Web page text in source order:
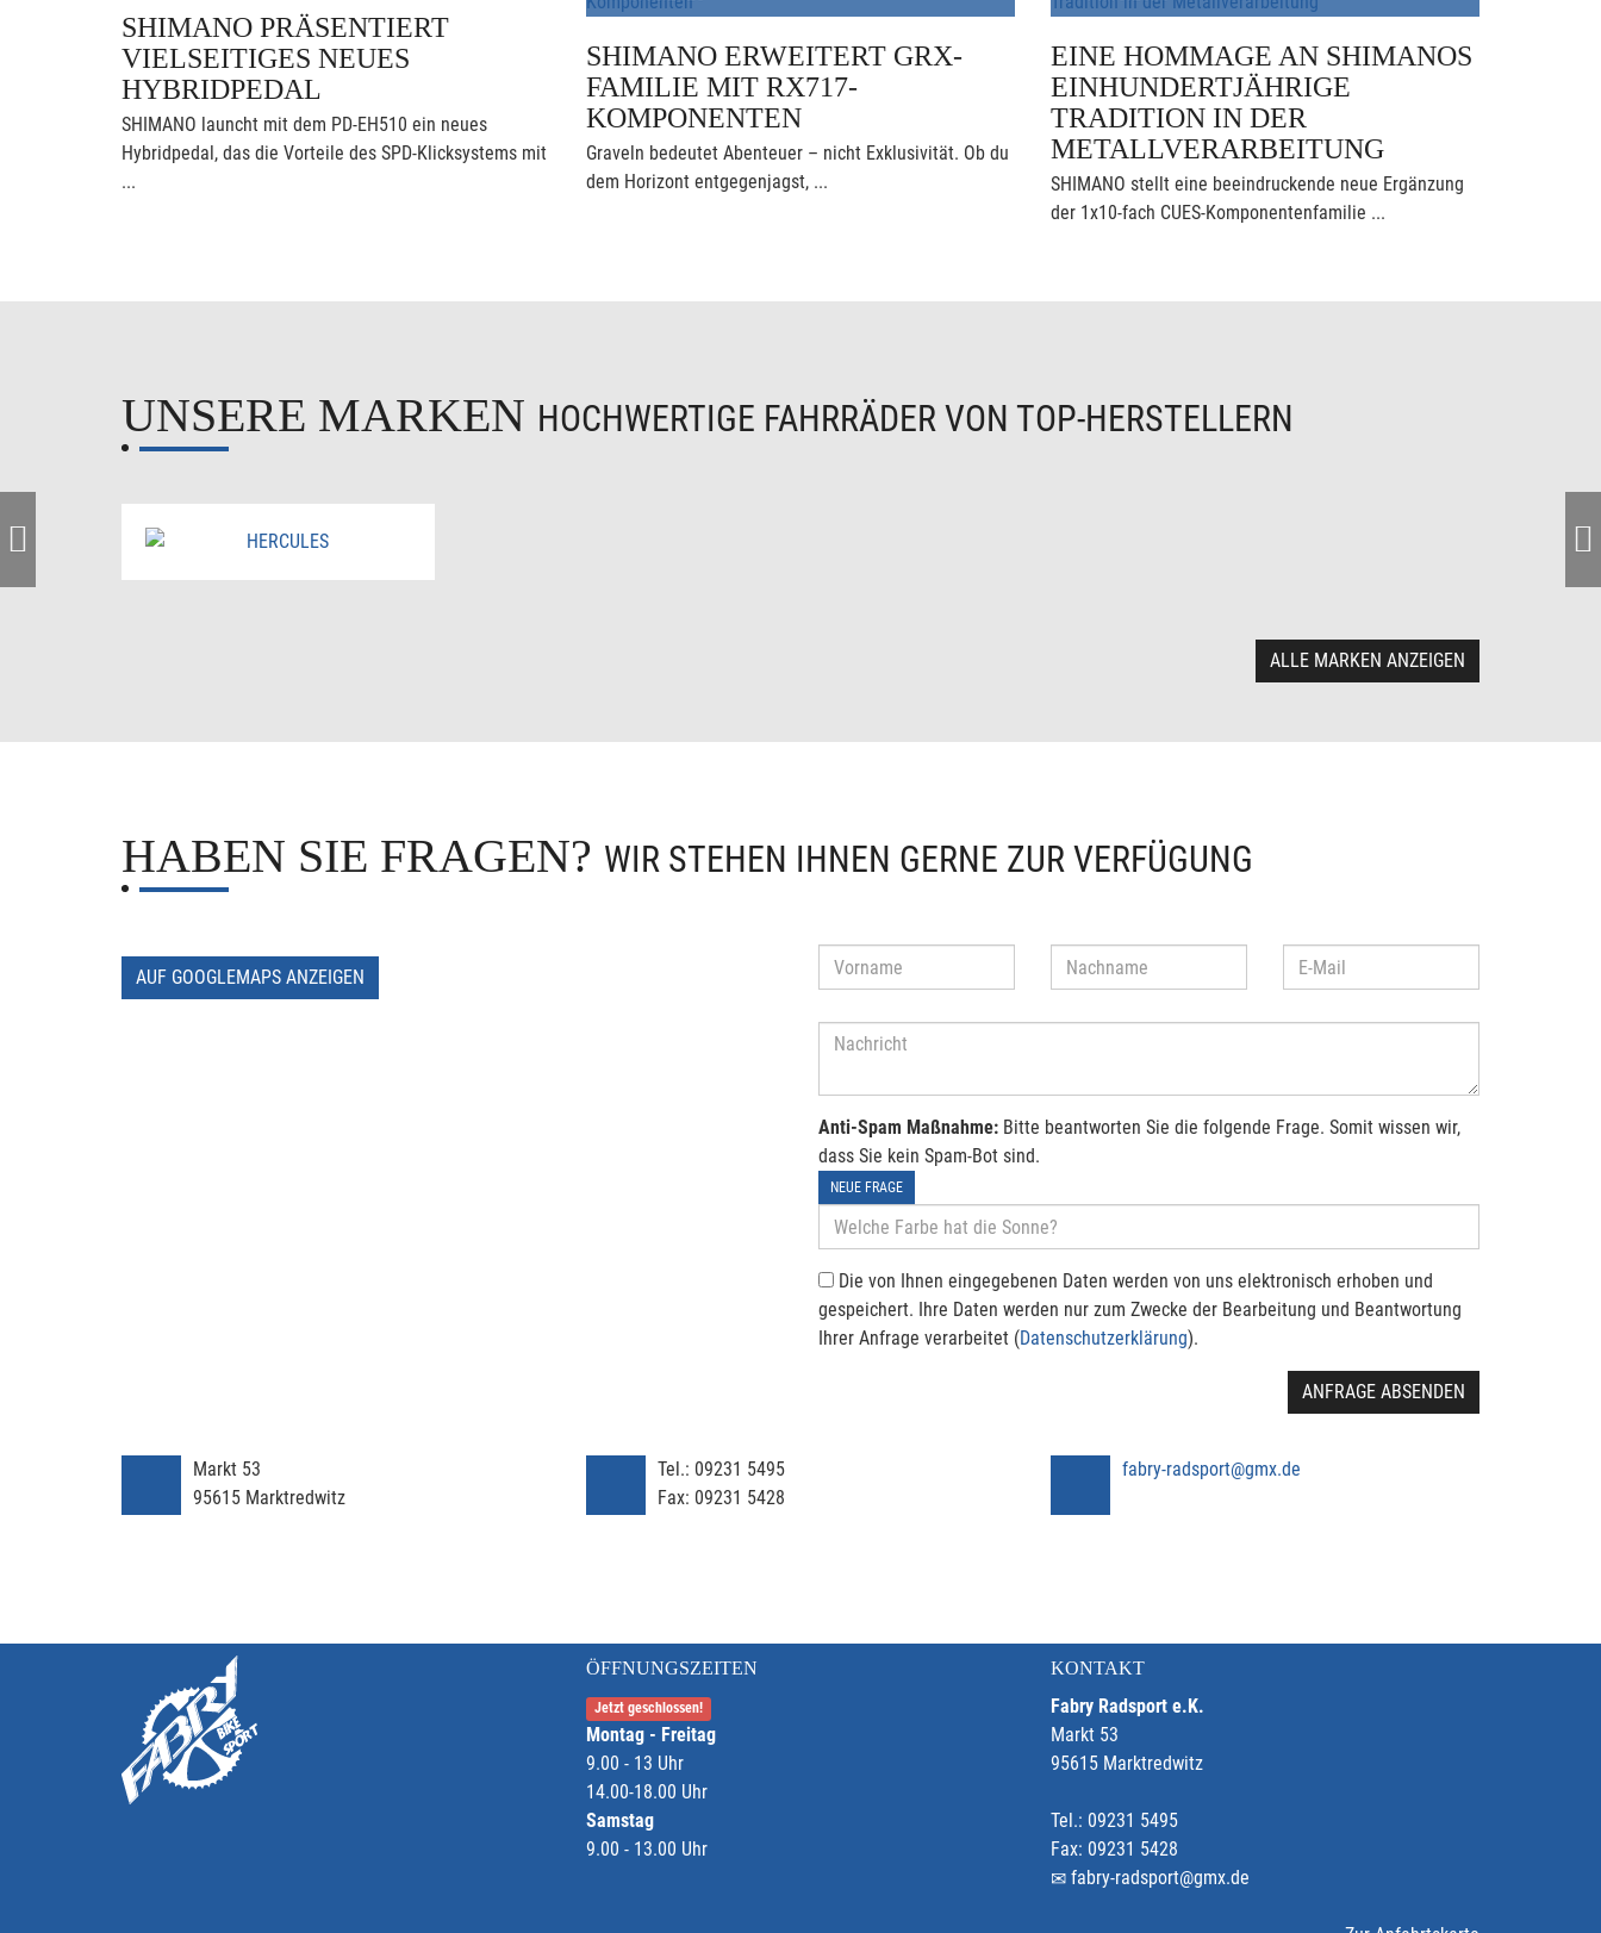
SHIMANO PRÄSENTIERT
VIELSEITIGES NEUES
HYBRIDPEDAL
SHIMANO launcht mit dem PD-EH510 ein neues
Hybridpedal, das die Vorteile des SPD-Klicksystems mit
...
SHIMANO ERWEITERT GRX-
FAMILIE MIT RX717-
KOMPONENTEN
Graveln bedeutet Abenteuer – nicht Exklusivität. Ob du
dem Horizont entgegenjagst, ...
EINE HOMMAGE AN SHIMANOS
EINHUNDERTJÄHRIGE
TRADITION IN DER
METALLVERARBEITUNG
SHIMANO stellt eine beeindruckende neue Ergänzung
der 1x10-fach CUES-Komponentenfamilie ...
UNSERE MARKEN HOCHWERTIGE FAHRRÄDER VON TOP-HERSTELLERN
ALLE MARKEN ANZEIGEN
HABEN SIE FRAGEN? WIR STEHEN IHNEN GERNE ZUR VERFÜGUNG
AUF GOOGLEMAPS ANZEIGEN
Anti-Spam Maßnahme: Bitte beantworten Sie die folgende Frage. Somit wissen wir,
dass Sie kein Spam-Bot sind.
NEUE FRAGE
Die von Ihnen eingegebenen Daten werden von uns elektronisch erhoben und
gespeichert. Ihre Daten werden nur zum Zwecke der Bearbeitung und Beantwortung
Ihrer Anfrage verarbeitet (Datenschutzerklärung).
ANFRAGE ABSENDEN
Markt 53
95615 Marktredwitz
Tel.: 09231 5495
Fax: 09231 5428
fabry-radsport@gmx.de
ÖFFNUNGSZEITEN
Jetzt geschlossen!
Montag - Freitag
9.00 - 13 Uhr
14.00-18.00 Uhr
Samstag
9.00 - 13.00 Uhr
KONTAKT
Fabry Radsport e.K.
Markt 53
95615 Marktredwitz
Tel.: 09231 5495
Fax: 09231 5428
fabry-radsport@gmx.de